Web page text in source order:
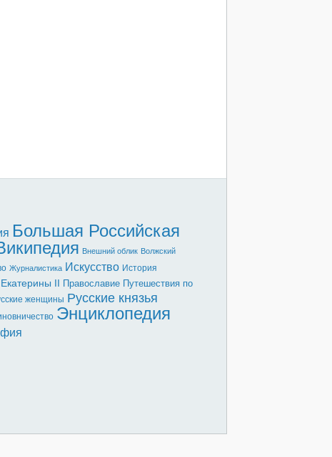
Большая Российская
Внешний облик Волжский
Журналистика Искусство История
II Православие Путешествия по
женщины Русские князья
Энциклопедия